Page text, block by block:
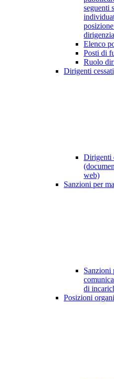
seguenti
Elenco
Posti di
Ruolo
Dirigenti cessati
Dirigenti
web)
Sanzioni per
Sanzioni
di
Posizioni